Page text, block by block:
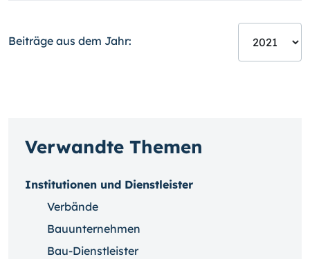
Beiträge aus dem Jahr:
Verwandte Themen
Institutionen und Dienstleister
Verbände
Bauunternehmen
Bau-Dienstleister